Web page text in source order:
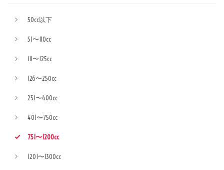
50cc以下
51〜110cc
111〜125cc
126〜250cc
251〜400cc
401〜750cc
751〜1200cc
1201〜1300cc